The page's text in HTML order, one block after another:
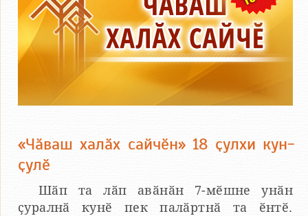
«Чӑваш халӑх сайчӗн» 18 ҫулхи кун-
ҫулӗ
Шӑп та лӑп авӑнӑн 7-мӗшне унӑн
ҫуралнӑ кунӗ пек палӑртнӑ та ӗнтӗ.